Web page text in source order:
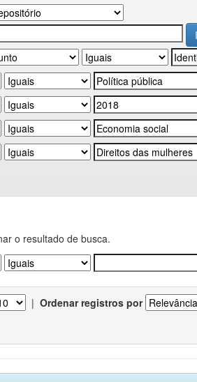
o resultado de busca.
| Ordenar registros por